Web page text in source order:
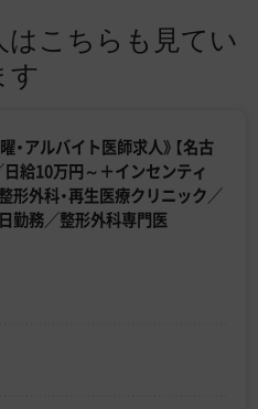
こちらも見てい
す
曜・アルバイト医師求人》【名古
日給10万円～＋インセンティ
形外科・再生医療クリニック／
勤務／整形外科専門医